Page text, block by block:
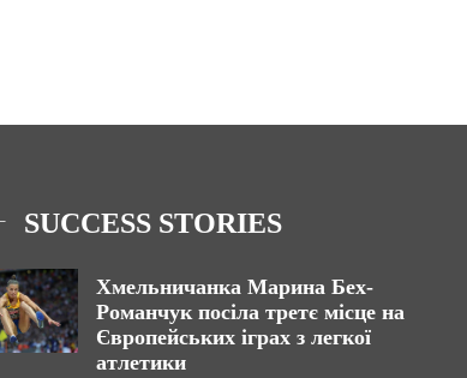
SUCCESS STORIES
Хмельничанка Марина Бех-
Романчук посіла третє місце на
Європейських іграх з легкої
атлетики